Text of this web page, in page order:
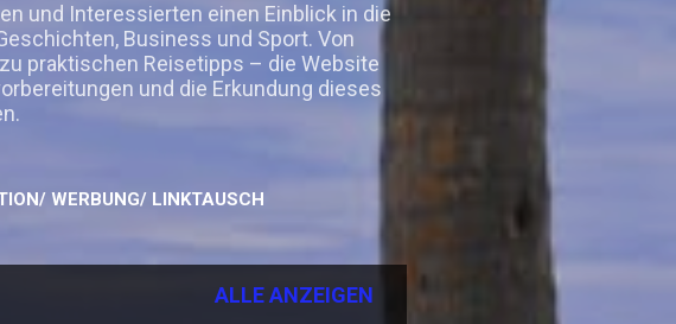
und Interessierten einen Einblick in die
Business und Sport. Von
praktischen Reisetipps – die Website
und die Erkundung dieses
WERBUNG/ LINKTAUSCH
ALLE ANZEIGEN